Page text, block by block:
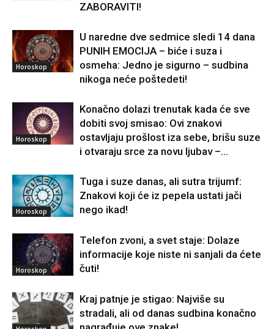
ZABORAVITI!
Horoskop
U naredne dve sedmice sledi 14 dana
PUNIH EMOCIJA – biće i suza i
osmeha: Jedno je sigurno – sudbina
nikoga neće poštedeti!
Horoskop
Konačno dolazi trenutak kada će sve
dobiti svoj smisao: Ovi znakovi
ostavljaju prošlost iza sebe, brišu suze
i otvaraju srce za novu ljubav –...
Horoskop
Tuga i suze danas, ali sutra trijumf:
Znakovi koji će iz pepela ustati jači
nego ikad!
Horoskop
Telefon zvoni, a svet staje: Dolaze
informacije koje niste ni sanjali da ćete
čuti!
Kraj patnje je stigao: Najviše su
stradali, ali od danas sudbina konačno